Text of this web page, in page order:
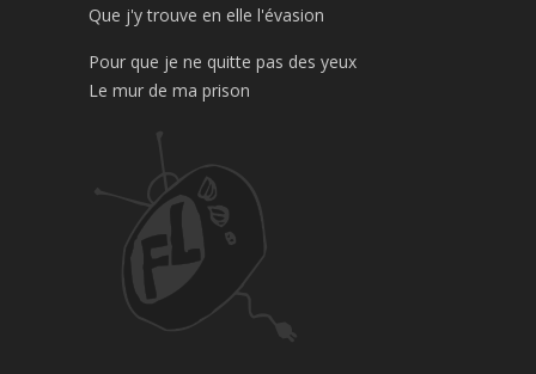
Que j'y trouve en elle l'évasion
Pour que je ne quitte pas des yeux
Le mur de ma prison